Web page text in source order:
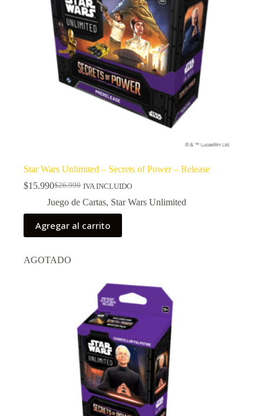
Star Wars Unlimited – Secrets of Power – Release
$26.990
El
precio
$26.990.
$15.990El
precio
$15.990.
IVA INCLUIDO
Juego de Cartas, Star Wars Unlimited
Agregar al carrito
AGOTADO